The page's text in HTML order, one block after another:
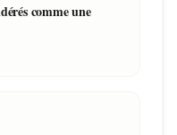
comme une